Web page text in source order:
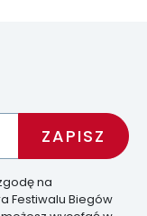
na
Festiwalu Biegów